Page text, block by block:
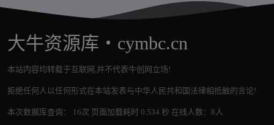
大牛资源库・cymbc.cn
本站内容均转载于互联网,并不代表牛创网立场!
拒绝任何人以任何形式在本站发表与中华人民共和国法律相抵触的言论!
本次数据库查询： 16次 页面加载耗时 0.534 秒 在线人数：8人